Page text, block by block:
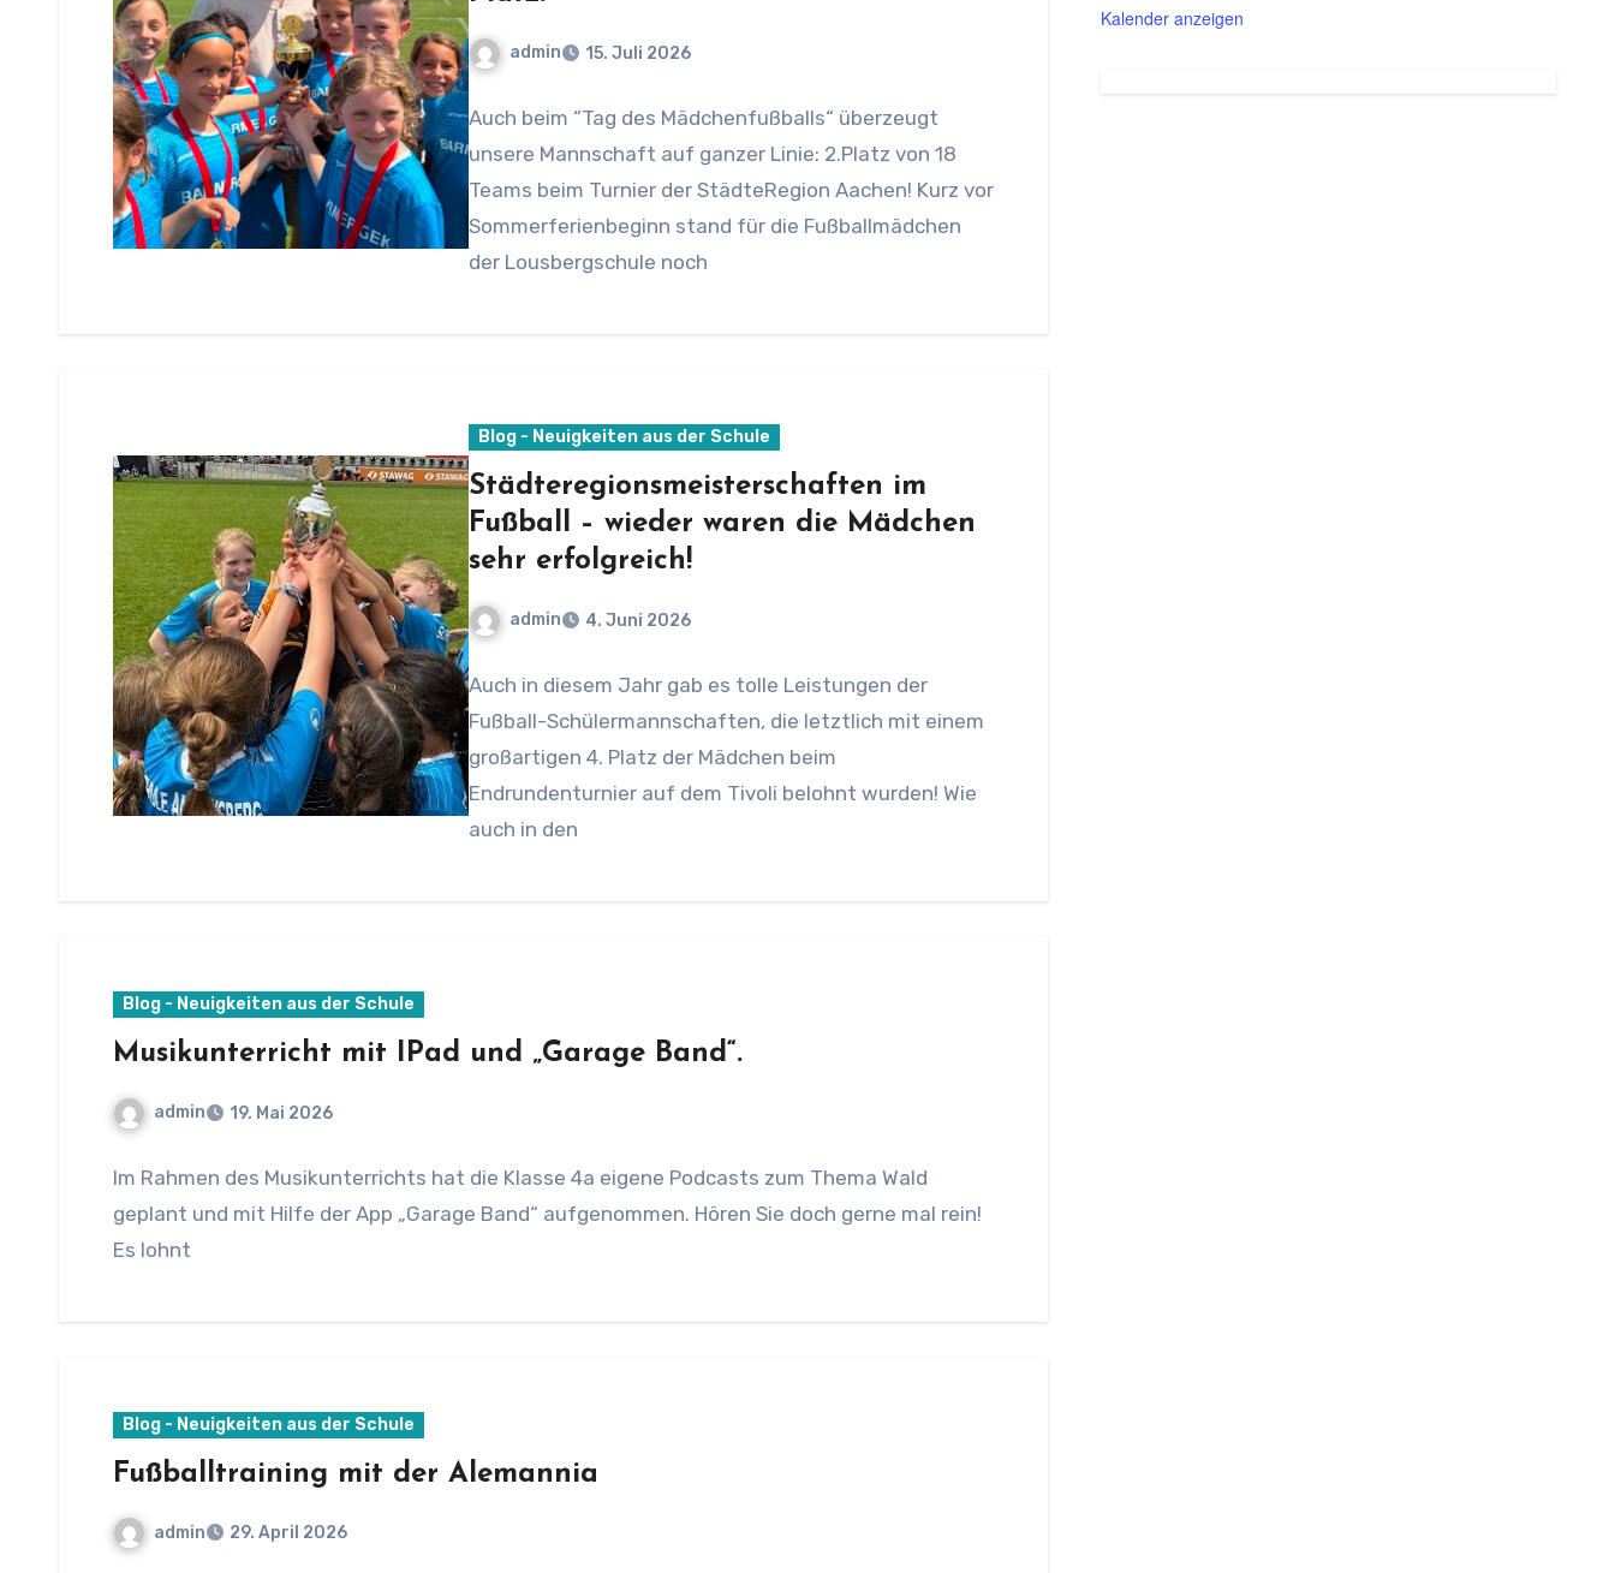
admin 15. Juli 2026
Auch beim “Tag des Mädchenfußballs“ überzeugt
unsere Mannschaft auf ganzer Linie: 2.Platz von 18
Teams beim Turnier der StädteRegion Aachen! Kurz vor
Sommerferienbeginn stand für die Fußballmädchen
der Lousbergschule noch
Blog - Neuigkeiten aus der Schule
Städteregionsmeisterschaften im
Fußball – wieder waren die Mädchen
sehr erfolgreich!
admin 4. Juni 2026
Auch in diesem Jahr gab es tolle Leistungen der
Fußball-Schülermannschaften, die letztlich mit einem
großartigen 4. Platz der Mädchen beim
Endrundenturnier auf dem Tivoli belohnt wurden! Wie
auch in den
Blog - Neuigkeiten aus der Schule
Musikunterricht mit IPad und „Garage Band“.
admin 19. Mai 2026
Im Rahmen des Musikunterrichts hat die Klasse 4a eigene Podcasts zum Thema Wald
geplant und mit Hilfe der App „Garage Band“ aufgenommen. Hören Sie doch gerne mal rein!
Es lohnt
Blog - Neuigkeiten aus der Schule
Fußballtraining mit der Alemannia
admin 29. April 2026
Kalender anzeigen